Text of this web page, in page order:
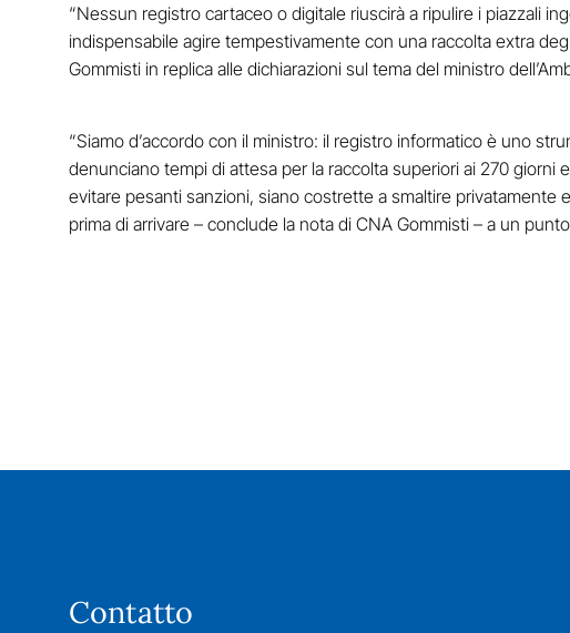
“Nessun registro cartaceo o digitale riuscirà a ripulire i piazzali
indispensabile agire tempestivamente con una raccolta extra
Gommisti in replica alle dichiarazioni sul tema del ministro
“Siamo d’accordo con il ministro: il registro informatico è uno
denunciano tempi di attesa per la raccolta superiori ai 270
evitare pesanti sanzioni, siano costrette a smaltire privatamente
prima di arrivare – conclude la nota di CNA Gommisti – a un
Contatto